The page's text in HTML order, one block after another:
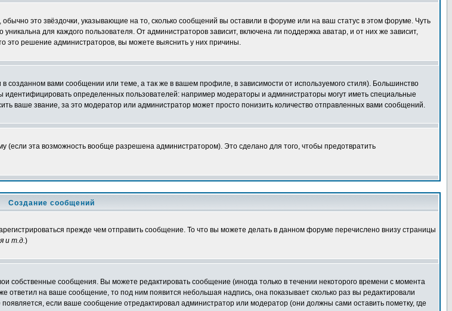
это звёздочки, указывающие на то, сколько сообщений вы оставили в форуме или на ваш статус в этом форуме. Чуть
для каждого пользователя. От администраторов зависит, включена ли поддержка аватар, и от них же зависит,
это решение администраторов, вы можете выяснить у них причины.
вами сообщении или теме, а так же в вашем профиле, в зависимости от используемого стиля). Большинство
определенных пользователей: например модераторы и администраторы могут иметь специальные
ваше звание, за это модератор или администратор может просто понизить количество отправленных вами сообщений.
(если эта возможность вообще разрешена администратором). Это сделано для того, чтобы предотвратить
Создание сообщений
прежде чем отправить сообщение. То что вы можете делать в данном форуме перечислено внизу страницы
и т.д.)
собственные сообщения. Вы можете редактировать сообщение (иногда только в течении некоторого времени с момента
ответил на ваше сообщение, то под ним появится небольшая надпись, она показывает сколько раз вы редактировали
если ваше сообщение отредактировал администратор или модератор (они должны сами оставить пометку, где